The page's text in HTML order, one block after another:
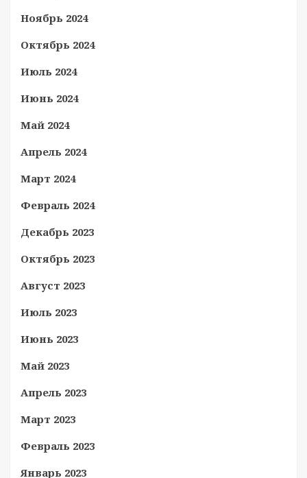
Ноябрь 2024
Октябрь 2024
Июль 2024
Июнь 2024
Май 2024
Апрель 2024
Март 2024
Февраль 2024
Декабрь 2023
Октябрь 2023
Август 2023
Июль 2023
Июнь 2023
Май 2023
Апрель 2023
Март 2023
Февраль 2023
Январь 2023